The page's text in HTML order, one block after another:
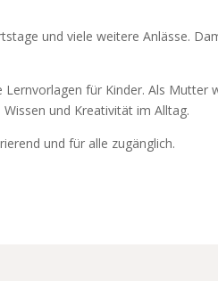
und viele weitere Anlässe.
für Kinder. Als Mutter
und Kreativität im Alltag.
und für alle zugänglich.